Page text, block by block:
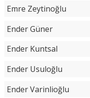
Emre Zeytinoğlu
Ender Güner
Ender Kuntsal
Ender Usuloğlu
Ender Varinlioğlu